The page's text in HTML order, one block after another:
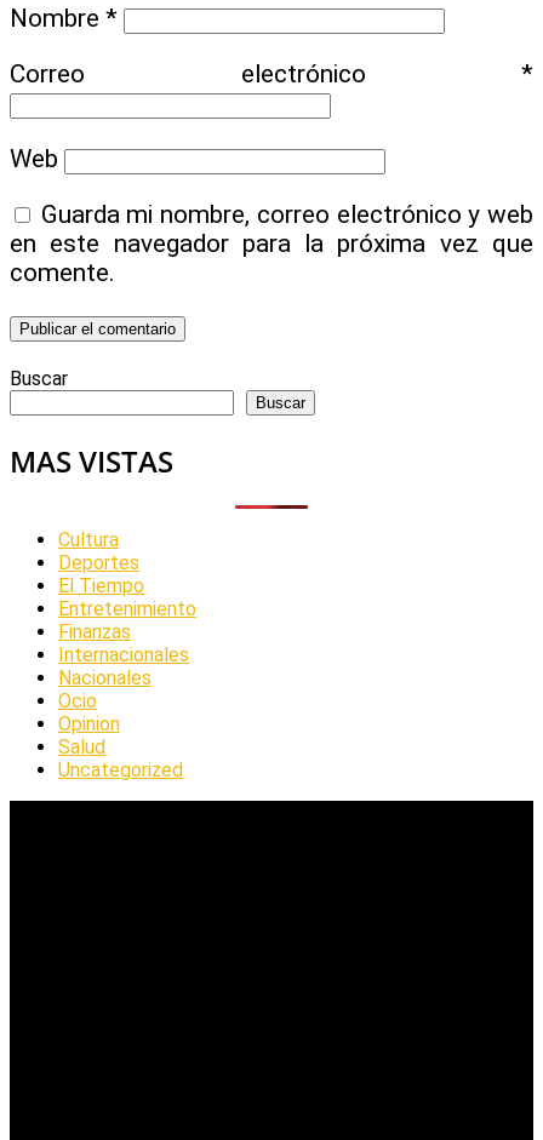
Nombre *
Correo electrónico *
Web
Guarda mi nombre, correo electrónico y web
en este navegador para la próxima vez que
comente.
Buscar
Buscar
MAS VISTAS
Cultura
Deportes
El Tiempo
Entretenimiento
Finanzas
Internacionales
Nacionales
Ocio
Opinion
Salud
Uncategorized